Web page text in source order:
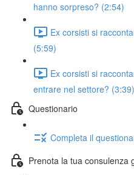
hanno sorpreso? (2:54)
Ex corsisti si
(5:59)
Ex corsisti si
entrare nel settore? (3:39)
Questionario
Completa il
Prenota la tua consulenza